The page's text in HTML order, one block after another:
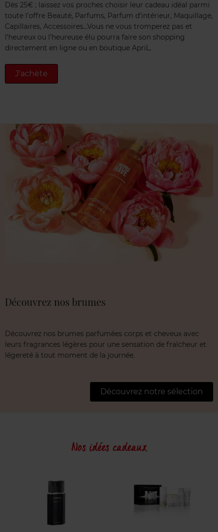
Dès 25€ ; laissez vos proches choisir leur cadeau idéal parmi
toute l’offre Beauté, Parfums, Parfum d’intérieur, Maquillage,
Capillaires, Accessoires…Vous ne vous tromperez pas et
l’heureux ou l’heureuse élu pourra faire son shopping
directement en ligne ou en boutique ApriL.
J'achète
Découvrez nos brumes
Découvrez nos brumes parfumées corps et cheveux avec
leurs fragrances légères pour une sensation de fraîcheur et
légereté à tout moment de la journée.
Découvrez notre sélection
Nos idées cadeaux